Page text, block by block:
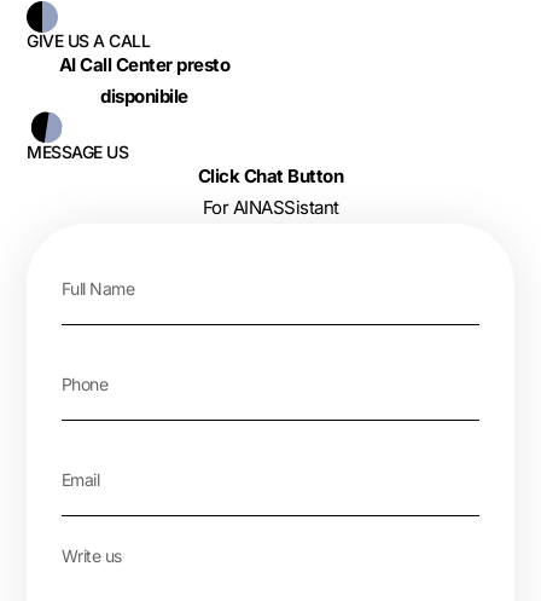
GIVE US A CALL
AI Call Center presto
disponibile
MESSAGE US
Click Chat Button
For AINASSistant